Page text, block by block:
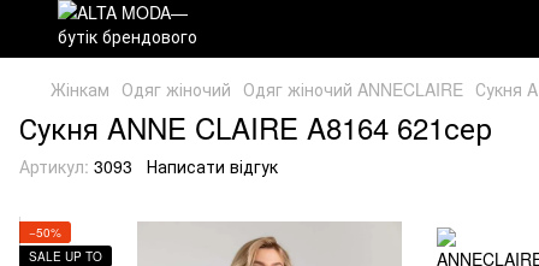
Жінкам Одяг жіночий Одяг жіночий ANNECLAIRE Сукня
Сукня ANNE CLAIRE A8164 621сер
Артикул: 3093 Написати відгук
−50%
SALE UP TO